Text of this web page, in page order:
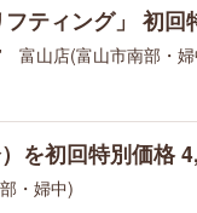
ティング」 初回
富山店(富山市南部・
を初回特別価格
・婦中)